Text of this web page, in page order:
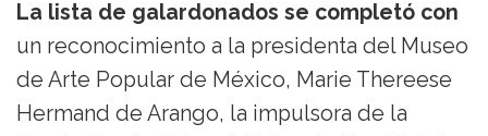
La lista de galardonados se completó con
un reconocimiento a la presidenta del Museo
de Arte Popular de México, Marie Thereese
Hermand de Arango, la impulsora de la